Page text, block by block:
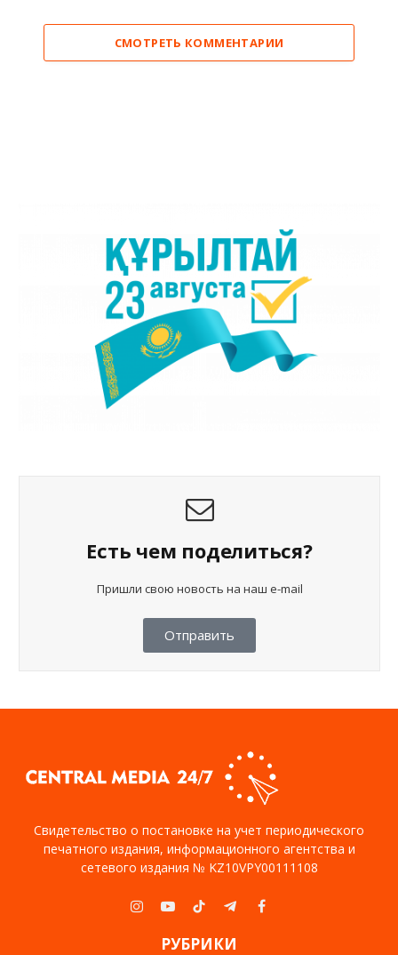
СМОТРЕТЬ КОММЕНТАРИИ
Есть чем поделиться?
Пришли свою новость на наш e-mail
Отправить
Свидетельство о постановке на учет периодического
печатного издания, информационного агентства и
сетевого издания № KZ10VPY00111108
Instagram
YouTubeTikTokTelegramFacebook
РУБРИКИ